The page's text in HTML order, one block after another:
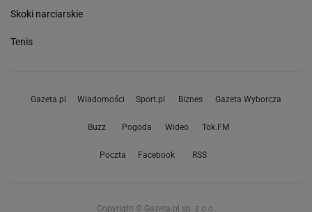
Skoki narciarskie
Tenis
Gazeta.pl Wiadomości Sport.pl Biznes Gazeta Wyborcza
Buzz Pogoda Wideo Tok.FM
Poczta Facebook RSS
Copyright © Gazeta.pl sp. z o.o.